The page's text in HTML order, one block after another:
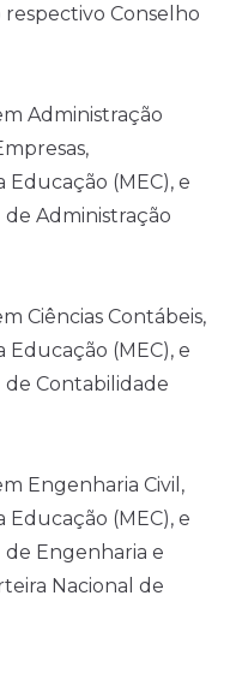
respectivo Conselho
Administração
(MEC), e
Administração
Ciências Contábeis,
(MEC), e
Contabilidade
Engenharia Civil,
(MEC), e
Engenharia e
Nacional de